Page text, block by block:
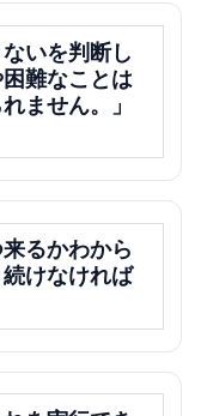
いを判断し
難なことは
ません。」
るかわから
けなければ